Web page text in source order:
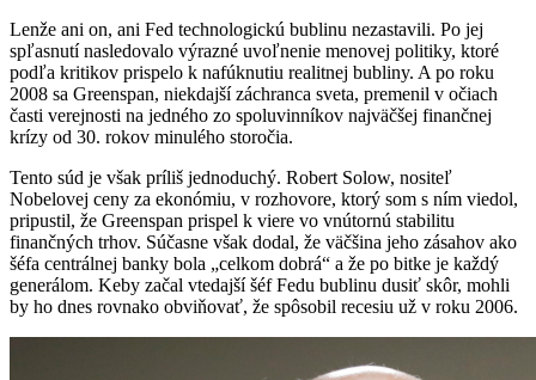
Lenže ani on, ani Fed technologickú bublinu nezastavili. Po jej
spľasnutí nasledovalo výrazné uvoľnenie menovej politiky, ktoré
podľa kritikov prispelo k nafúknutiu realitnej bubliny. A po roku
2008 sa Greenspan, niekdajší záchranca sveta, premenil v očiach
časti verejnosti na jedného zo spoluvinníkov najväčšej finančnej
krízy od 30. rokov minulého storočia.
Tento súd je však príliš jednoduchý. Robert Solow, nositeľ
Nobelovej ceny za ekonómiu, v rozhovore, ktorý som s ním viedol,
pripustil, že Greenspan prispel k viere vo vnútornú stabilitu
finančných trhov. Súčasne však dodal, že väčšina jeho zásahov ako
šéfa centrálnej banky bola „celkom dobrá“ a že po bitke je každý
generálom. Keby začal vtedajší šéf Fedu bublinu dusiť skôr, mohli
by ho dnes rovnako obviňovať, že spôsobil recesiu už v roku 2006.